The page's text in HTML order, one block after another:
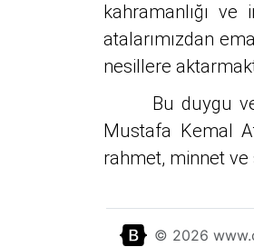
kahramanlığı
atalarımızdan
nesillere
Bu duygu ve
Mustafa Kemal
rahmet, minnet ve
© 2026